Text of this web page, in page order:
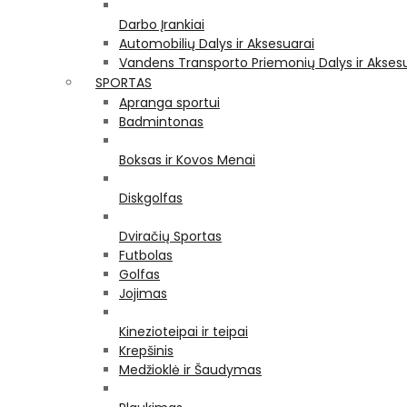
Darbo Įrankiai
Automobilių Dalys ir Aksesuarai
Vandens Transporto Priemonių Dalys ir
SPORTAS
Apranga sportui
Badmintonas
Boksas ir Kovos Menai
Diskgolfas
Dviračių Sportas
Futbolas
Golfas
Jojimas
Kinezioteipai ir teipai
Krepšinis
Medžioklė ir Šaudymas